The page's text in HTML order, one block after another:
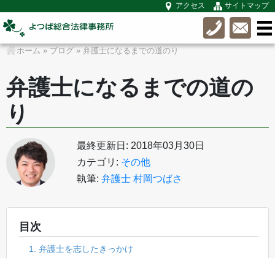
アクセス サイトマップ
ホーム » ブログ» 弁護士になるまでの道のり
弁護士になるまでの道の
り
最終更新日: 2018年03月30日
カテゴリ: その他
執筆: 弁護士 村岡つばさ
目次
1. 弁護士を志したきっかけ